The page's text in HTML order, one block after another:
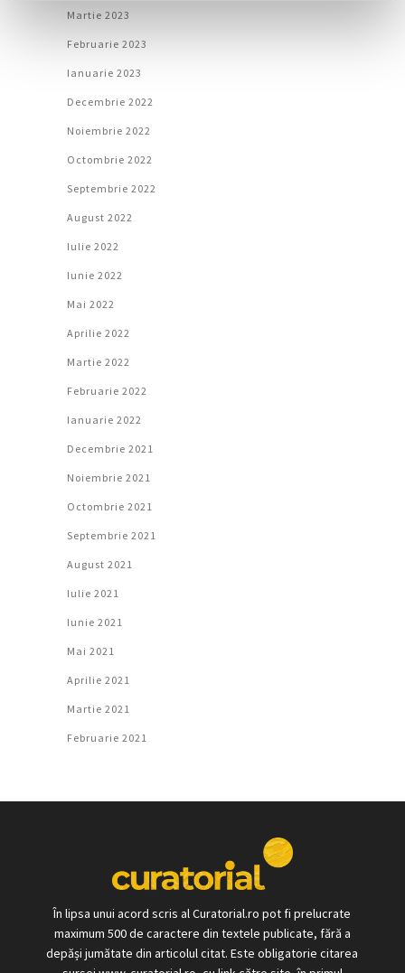
Martie 2023
Februarie 2023
Ianuarie 2023
Decembrie 2022
Noiembrie 2022
Octombrie 2022
Septembrie 2022
August 2022
Iulie 2022
Iunie 2022
Mai 2022
Aprilie 2022
Martie 2022
Februarie 2022
Ianuarie 2022
Decembrie 2021
Noiembrie 2021
Octombrie 2021
Septembrie 2021
August 2021
Iulie 2021
Iunie 2021
Mai 2021
Aprilie 2021
Martie 2021
Februarie 2021
În lipsa unui acord scris al Curatorial.ro pot fi prelucrate
maximum 500 de caractere din textele publicate, fără a
depăși jumătate din articolul citat. Este obligatorie citarea